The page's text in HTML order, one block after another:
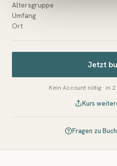
Altersgruppe
Umfang
Ort
Jetzt
Kein Account nötig · in
Kurs
Fragen zu